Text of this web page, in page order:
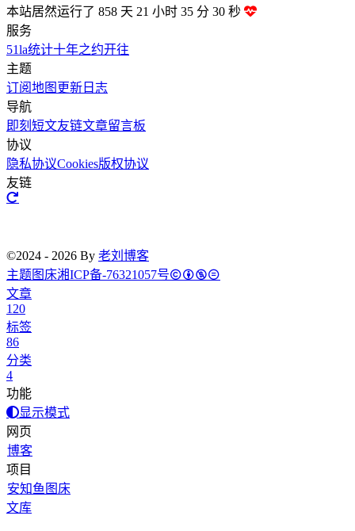
本站居然运行了 858 天 21 小时 35 分 31 秒
服务
51la统计十年之约开往
主题
订阅地图 更新日志
导航
即刻短文友链文章留言板
协议
隐私协议Cookies版权协议
友链
©2024 - 2026 By 老刘博客
主题 图床湘ICP备-76321057号
文章
120
标签
86
分类
4
功能
显示模式
网页
博客
项目
安知鱼图床
文库